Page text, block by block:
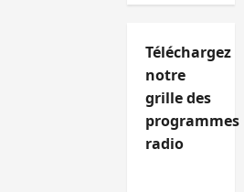
Téléchargez
notre
grille des
programmes
radio